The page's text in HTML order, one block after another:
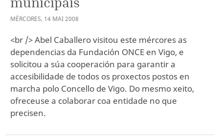
MÉRCORES, 14 MAI2008
<br /> Abel Caballero visitou este mércores as
dependencias da Fundación ONCE en Vigo, e
solicitou a súa cooperación para garantir a
accesibilidade de todos os proxectos postos en
marcha polo Concello de Vigo. Do mesmo xeito,
ofreceuse a colaborar coa entidade no que
precisen.